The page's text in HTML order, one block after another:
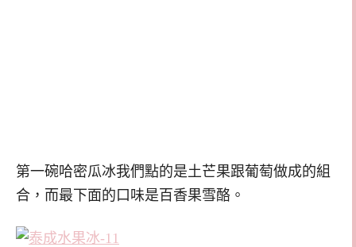
第一碗哈密瓜冰我們點的是土芒果跟葡萄做成的組
合，而最下面的口味是百香果雪酪。